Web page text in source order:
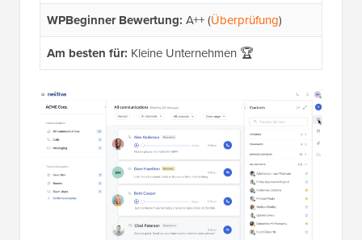
WPBeginner Bewertung: A++ (Überprüfung)
Am besten für: Kleine Unternehmen 🏆